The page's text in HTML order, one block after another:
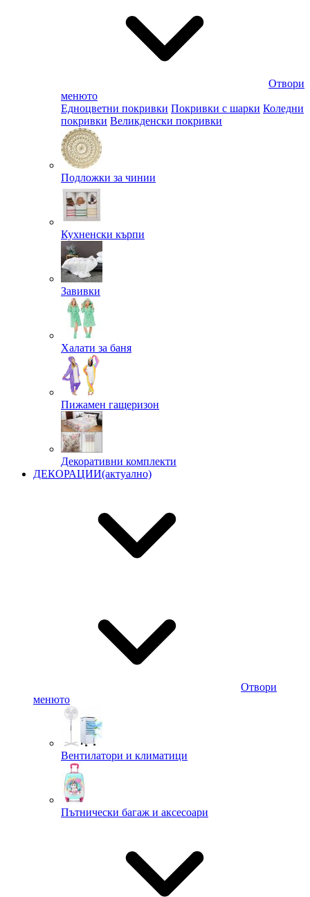
Отвори
менюто
Едноцветни покривки Покривки с шарки Коледни
покривки Великденски покривки
Подложки за чинии
Кухненски кърпи
Завивки
Халати за баня
Пижамен гащеризон
Декоративни комплекти
ДЕКОРАЦИИ(актуално)
Отвори
менюто
Вентилатори и климатици
Пътнически багаж и аксесоари